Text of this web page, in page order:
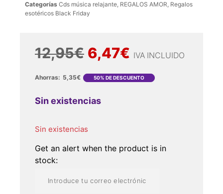
Categorías Cds música relajante, REGALOS AMOR, Regalos
esotéricos Black Friday
12,95€ 6,47€ IVA INCLUIDO
Ahorras: 5,35€ 50% DE DESCUENTO
Sin existencias
Sin existencias
Get an alert when the product is in
stock: